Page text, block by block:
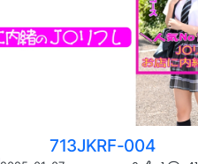
713JKRF-004